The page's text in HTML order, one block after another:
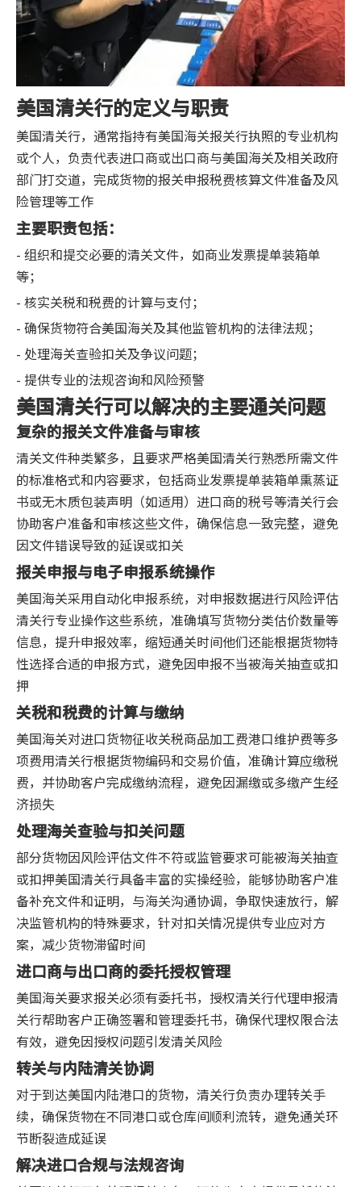
美国清关行的定义与职责
美国清关行，通常指持有美国海关报关行执照的专业机构
或个人，负责代表进口商或出口商与美国海关及相关政府
部门打交道，完成货物的报关申报税费核算文件准备及风
险管理等工作
主要职责包括：
- 组织和提交必要的清关文件，如商业发票提单装箱单
等；
- 核实关税和税费的计算与支付；
- 确保货物符合美国海关及其他监管机构的法律法规；
- 处理海关查验扣关及争议问题；
- 提供专业的法规咨询和风险预警
美国清关行可以解决的主要通关问题
复杂的报关文件准备与审核
清关文件种类繁多，且要求严格美国清关行熟悉所需文件
的标准格式和内容要求，包括商业发票提单装箱单熏蒸证
书或无木质包装声明（如适用）进口商的税号等清关行会
协助客户准备和审核这些文件，确保信息一致完整，避免
因文件错误导致的延误或扣关
报关申报与电子申报系统操作
美国海关采用自动化申报系统，对申报数据进行风险评估
清关行专业操作这些系统，准确填写货物分类估价数量等
信息，提升申报效率，缩短通关时间他们还能根据货物特
性选择合适的申报方式，避免因申报不当被海关抽查或扣
押
关税和税费的计算与缴纳
美国海关对进口货物征收关税商品加工费港口维护费等多
项费用清关行根据货物编码和交易价值，准确计算应缴税
费，并协助客户完成缴纳流程，避免因漏缴或多缴产生经
济损失
处理海关查验与扣关问题
部分货物因风险评估文件不符或监管要求可能被海关抽查
或扣押美国清关行具备丰富的实操经验，能够协助客户准
备补充文件和证明，与海关沟通协调，争取快速放行，解
决监管机构的特殊要求，针对扣关情况提供专业应对方
案，减少货物滞留时间
进口商与出口商的委托授权管理
美国海关要求报关必须有委托书，授权清关行代理申报清
关行帮助客户正确签署和管理委托书，确保代理权限合法
有效，避免因授权问题引发清关风险
转关与内陆清关协调
对于到达美国内陆港口的货物，清关行负责办理转关手
续，确保货物在不同港口或仓库间顺利流转，避免通关环
节断裂造成延误
解决进口合规与法规咨询